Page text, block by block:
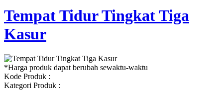
Tempat Tidur Tingkat Tiga
Kasur
*Harga produk dapat berubah sewaktu-waktu
Kode Produk :
Kategori Produk :